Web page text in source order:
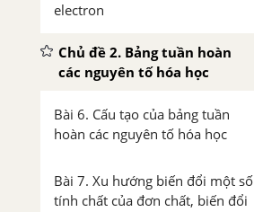
electron
Chủ đề 2. Bảng tuần hoàn
các nguyên tố hóa học
Bài 6. Cấu tạo của bảng tuần
hoàn các nguyên tố hóa học
Bài 7. Xu hướng biến đổi một số
tính chất của đơn chất, biến đổi